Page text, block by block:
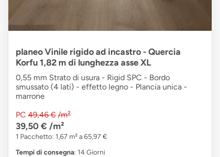
planeo Vinile rigido ad incastro - Quercia
Korfu 1,82 m di lunghezza asse XL
0,55 mm Strato di usura - Rigid SPC - Bordo
smussato (4 lati) - effetto legno - Plancia unica -
marrone
PC 49,46 € /m²
39,50 € /m²
1 Pacchetto: 1,67 m² a 65,97 €
Tempi di consegna: 14 Giorni